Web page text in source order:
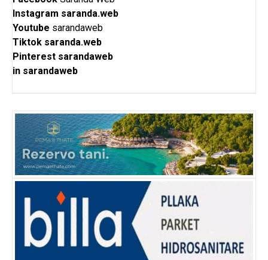
Instagram saranda.web
Youtube sarandaweb
Tiktok saranda.web
Pinterest sarandaweb
in sarandaweb